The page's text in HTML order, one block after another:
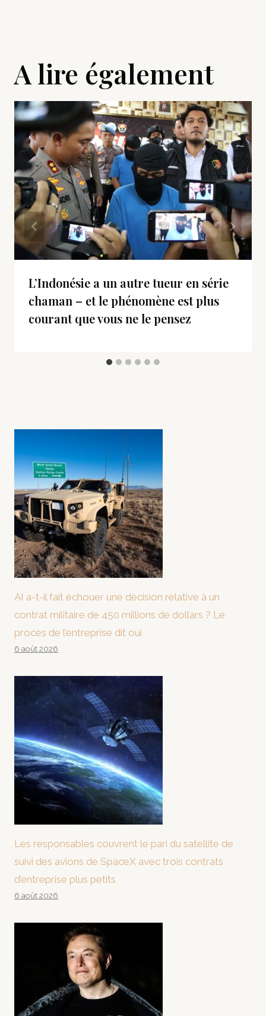
A lire également
L’Indonésie a un autre tueur en série
chaman – et le phénomène est plus
courant que vous ne le pensez
AI a-t-il fait échouer une décision relative à un
contrat militaire de 450 millions de dollars ? Le
procès de l’entreprise dit oui
6 août 2026
Les responsables couvrent le pari du satellite de
suivi des avions de SpaceX avec trois contrats
d’entreprise plus petits
6 août 2026